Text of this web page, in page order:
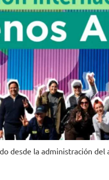
desde la administración del